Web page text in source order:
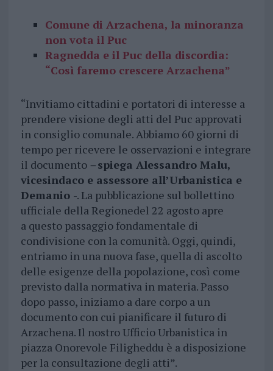
Comune di Arzachena, la minoranza
non vota il Puc
Ragnedda e il Puc della discordia:
“Così faremo crescere Arzachena”
“Invitiamo cittadini e portatori di interesse a
prendere visione degli atti del Puc approvati
in consiglio comunale. Abbiamo 60 giorni di
tempo per ricevere le osservazioni e integrare
il documento–spiega Alessandro Malu,
vicesindaco e assessore all’Urbanistica e
Demanio -. La pubblicazione sul bollettino
ufficiale della Regionedel 22 agosto apre
a questo passaggio fondamentale di
condivisione con la comunità. Oggi, quindi,
entriamo in una nuova fase, quella di ascolto
delle esigenze della popolazione, così come
previsto dalla normativa in materia. Passo
dopo passo, iniziamo a dare corpo a un
documento con cui pianificare il futuro di
Arzachena. Il nostro Ufficio Urbanistica in
piazza Onorevole Filigheddu è a disposizione
per la consultazione degli atti”.